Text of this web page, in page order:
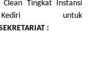
Tingkat Instansi
untuk
: